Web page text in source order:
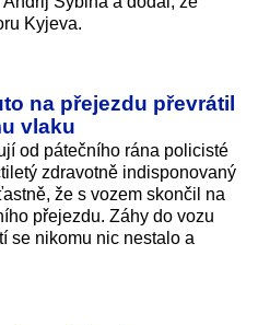
Kyjeva.
na přejezdu převrátil
vlaku
od pátečního rána policisté
zdravotně indisponovaný
že s vozem skončil na
přejezdu. Záhy do vozu
se nikomu nic nestalo a